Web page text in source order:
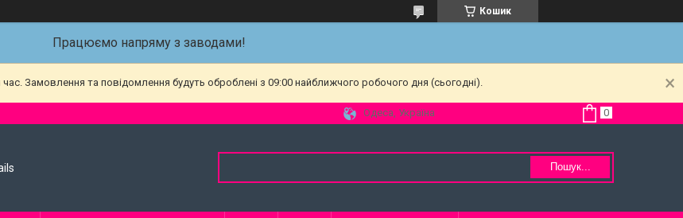
Кошик
Працюємо напряму з заводами!
час. Замовлення та повідомлення будуть оброблені з 09:00 найближчого робочого дня (сьогодні).
Одеса, Україна
Пошук...